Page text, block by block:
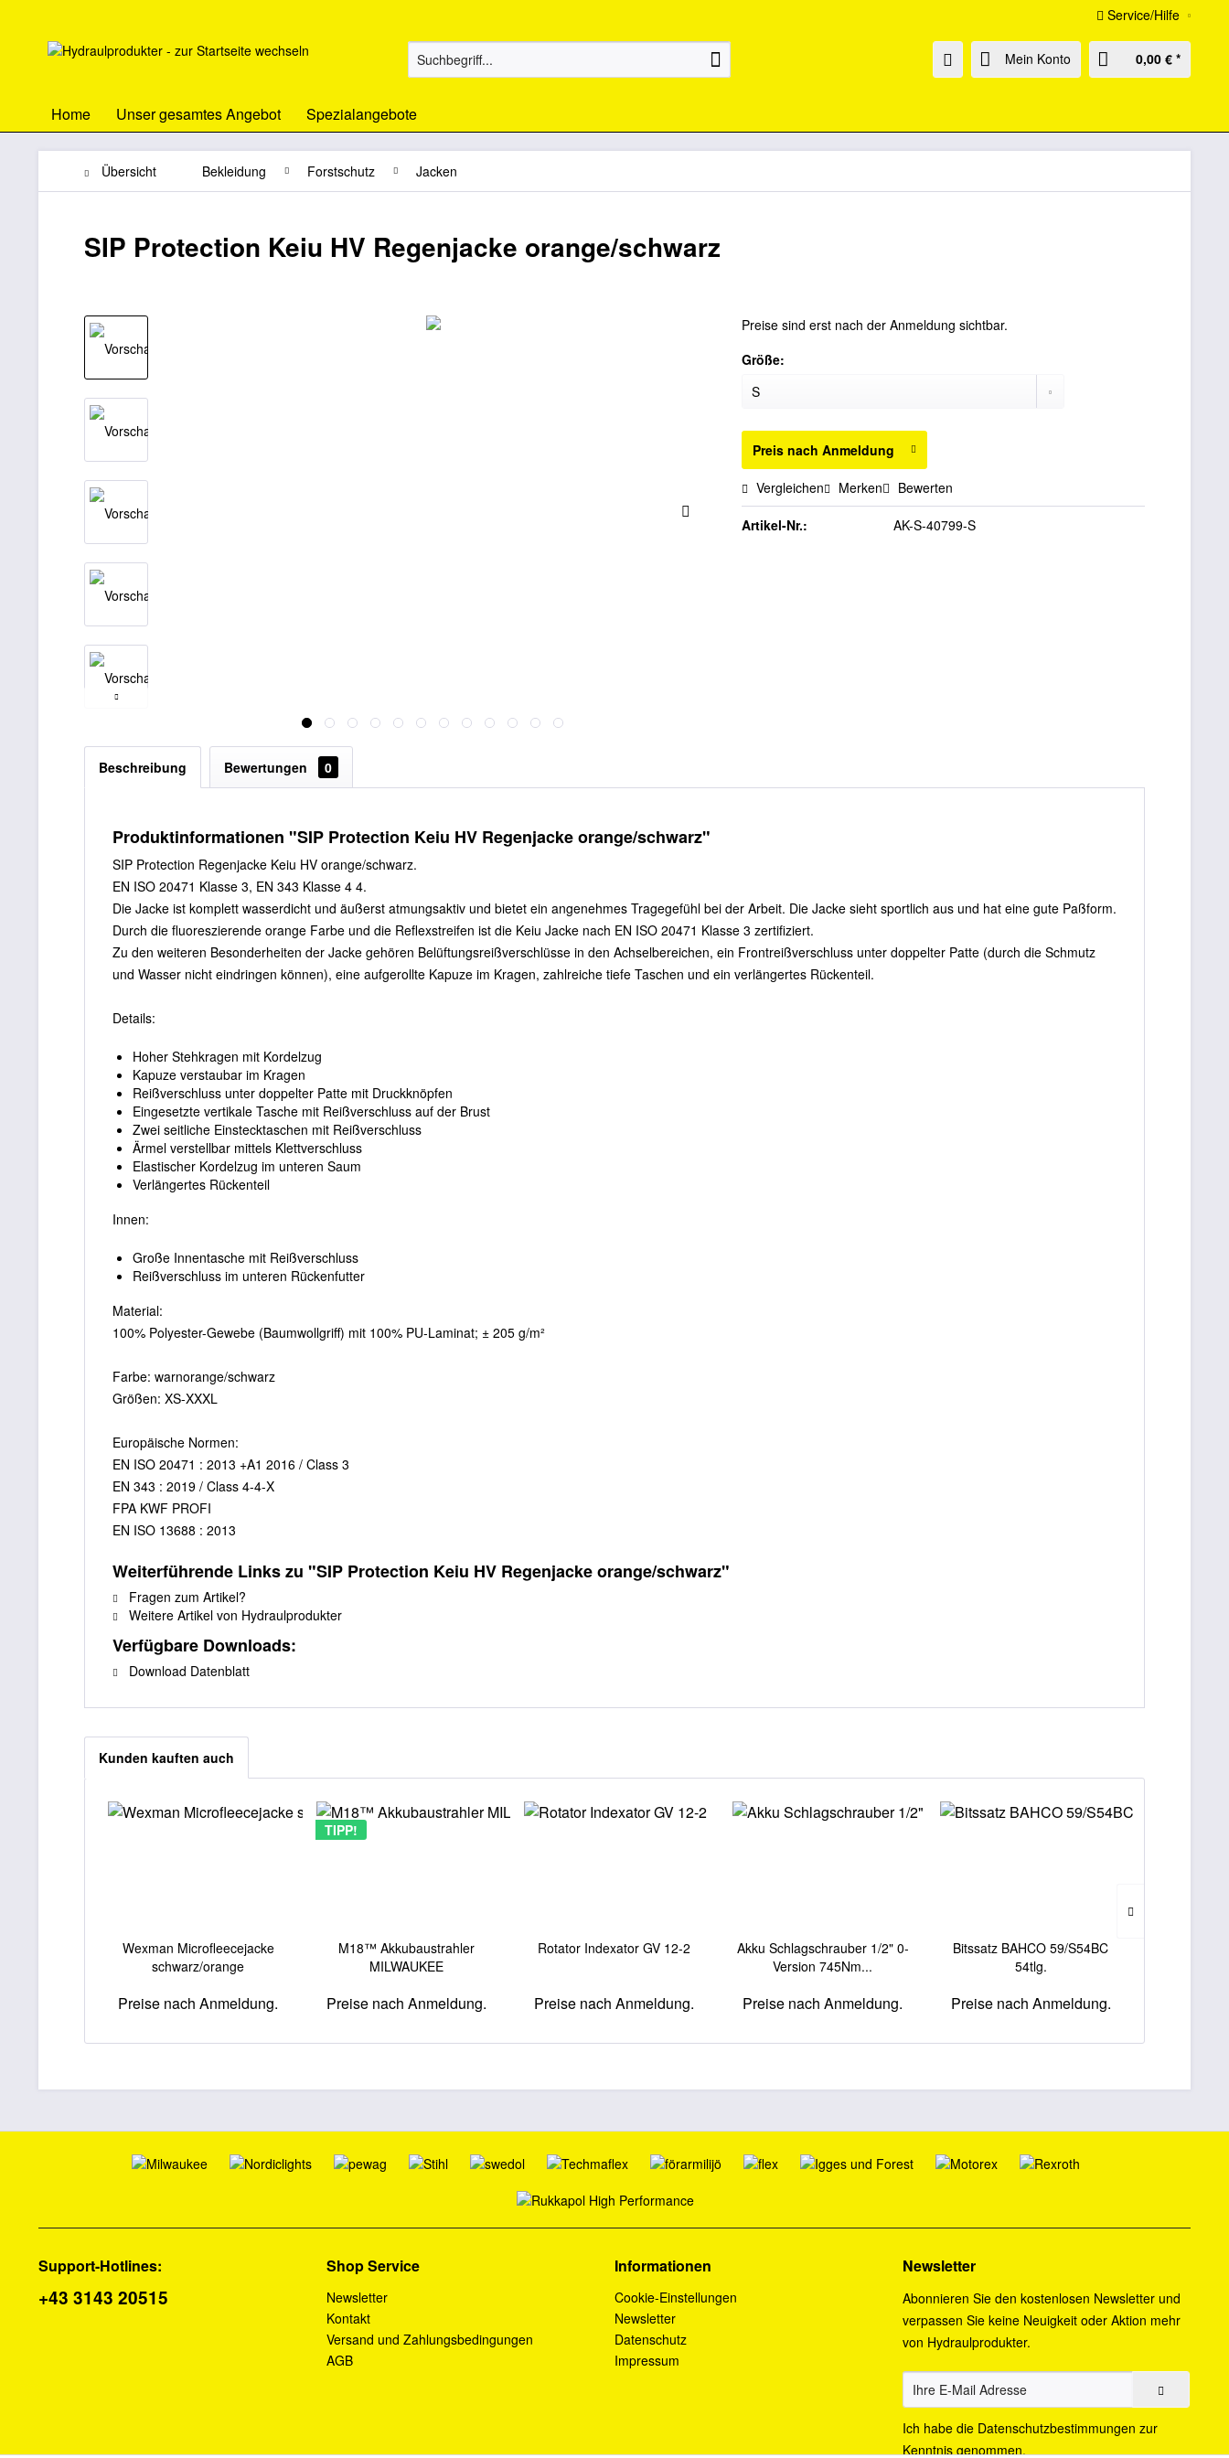
Service/Hilfe
Mein Konto 0,00 € *
Home Unser gesamtes Angebot Spezialangebote
Übersicht Bekleidung Forstschutz Jacken
SIP Protection Keiu HV Regenjacke orange/schwarz
Preise sind erst nach der Anmeldung sichtbar.
Größe:
Preis nach Anmeldung
Vergleichen Merken Bewerten
Artikel-Nr.: AK-S-40799-S
Beschreibung Bewertungen 0
Produktinformationen "SIP Protection Keiu HV Regenjacke orange/schwarz"
SIP Protection Regenjacke Keiu HV orange/schwarz.
EN ISO 20471 Klasse 3, EN 343 Klasse 4 4.
Die Jacke ist komplett wasserdicht und äußerst atmungsaktiv und bietet ein angenehmes Tragegefühl bei der Arbeit. Die Jacke sieht sportlich aus und hat eine gute Paßform.
Durch die fluoreszierende orange Farbe und die Reflexstreifen ist die Keiu Jacke nach EN ISO 20471 Klasse 3 zertifiziert.
Zu den weiteren Besonderheiten der Jacke gehören Belüftungsreißverschlüsse in den Achselbereichen, ein Frontreißverschluss unter doppelter Patte (durch die Schmutz
und Wasser nicht eindringen können), eine aufgerollte Kapuze im Kragen, zahlreiche tiefe Taschen und ein verlängertes Rückenteil.
Details:
Hoher Stehkragen mit Kordelzug
Kapuze verstaubar im Kragen
Reißverschluss unter doppelter Patte mit Druckknöpfen
Eingesetzte vertikale Tasche mit Reißverschluss auf der Brust
Zwei seitliche Einstecktaschen mit Reißverschluss
Ärmel verstellbar mittels Klettverschluss
Elastischer Kordelzug im unteren Saum
Verlängertes Rückenteil
Innen:
Große Innentasche mit Reißverschluss
Reißverschluss im unteren Rückenfutter
Material:
100% Polyester-Gewebe (Baumwollgriff) mit 100% PU-Laminat; ± 205 g/m²
Farbe: warnorange/schwarz
Größen: XS-XXXL
Europäische Normen:
EN ISO 20471 : 2013 +A1 2016 / Class 3
EN 343 : 2019 / Class 4-4-X
FPA KWF PROFI
EN ISO 13688 : 2013
Weiterführende Links zu "SIP Protection Keiu HV Regenjacke orange/schwarz"
Fragen zum Artikel?
Weitere Artikel von Hydraulprodukter
Verfügbare Downloads:
Download Datenblatt
Kunden kauften auch
Wexman Microfleecejacke
schwarz/orange
Preise nach Anmeldung.
TIPP!
M18™ Akkubaustrahler
MILWAUKEE
Preise nach Anmeldung.
Rotator Indexator GV 12-2
Preise nach Anmeldung.
Akku Schlagschrauber 1/2" 0-
Version 745Nm...
Preise nach Anmeldung.
Bitssatz BAHCO 59/S54BC
54tlg.
Preise nach Anmeldung.
Support-Hotlines:
+43 3143 20515
Shop Service
Newsletter
Kontakt
Versand und Zahlungsbedingungen
AGB
Informationen
Cookie-Einstellungen
Newsletter
Datenschutz
Impressum
Newsletter
Abonnieren Sie den kostenlosen Newsletter und
verpassen Sie keine Neuigkeit oder Aktion mehr
von Hydraulprodukter.
Ich habe die Datenschutzbestimmungen zur
Kenntnis genommen.